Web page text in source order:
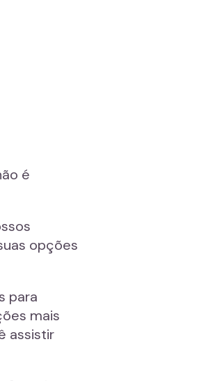
é
opções
para
mais
assistir